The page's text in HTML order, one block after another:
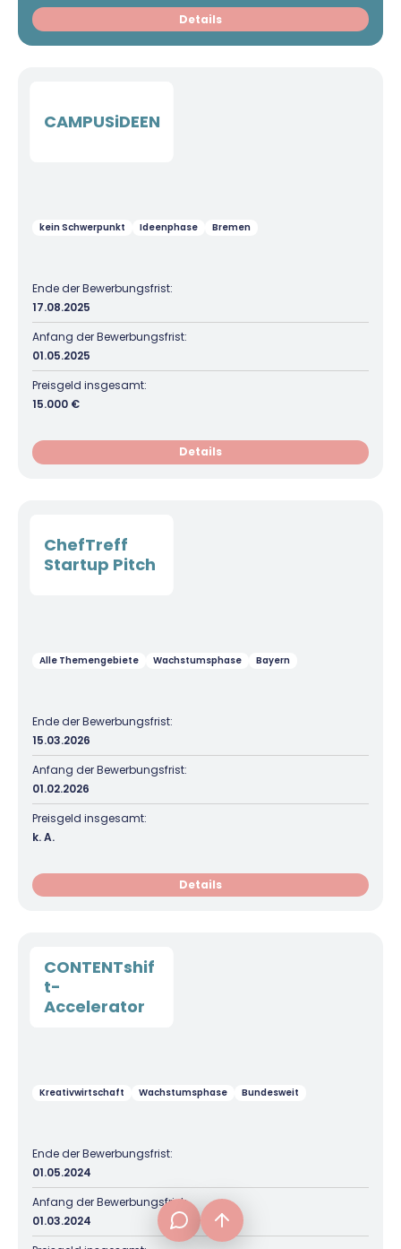
frage[at]fuer-gruender.de
Details
CAMPUSiDEEN
kein Schwerpunkt Ideenphase Bremen
Ende der Bewerbungsfrist:
17.08.2025
Anfang der Bewerbungsfrist:
01.05.2025
Preisgeld insgesamt:
15.000 €
Details
ChefTreff
Startup Pitch
Alle Themengebiete Wachstumsphase Bayern
Ende der Bewerbungsfrist:
15.03.2026
Anfang der Bewerbungsfrist:
01.02.2026
Preisgeld insgesamt:
k. A.
Details
CONTENTshif
t-
Accelerator
Kreativwirtschaft Wachstumsphase Bundesweit
Ende der Bewerbungsfrist:
01.05.2024
Anfang der Bewerbungsfrist:
01.03.2024